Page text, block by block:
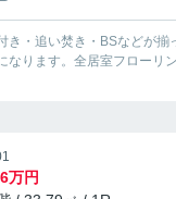
き・追い焚き・BSなどが揃
なります。全居室フローリ
万円